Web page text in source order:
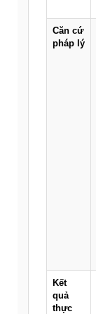
Căn cứ
pháp lý
Kết
quả
thực